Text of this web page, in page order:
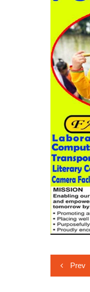
Post
Prev